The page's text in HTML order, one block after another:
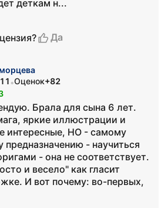
деткам н...
Да
11 •Оценок+82
Брала для сына 6 лет.
яркие иллюстрации и
интересные, НО - самому
предназначению - научиться
- она не соответствует.
и весело" как гласит
И вот почему: во-первых,